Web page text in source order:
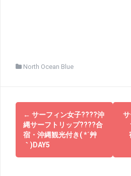
North Ocean Blue
投
稿
ナ
ビ
← サーフィン女子????沖
縄サーフトリップ????合
宿・沖縄観光付き( *´艸
｀)DAY5